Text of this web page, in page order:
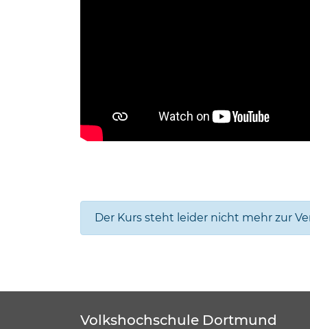
Der Kurs steht leider nicht mehr zur
Volkshochschule Dortmund